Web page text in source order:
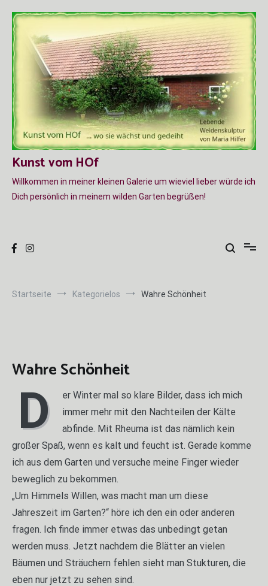
Inhalt
springen
Kunst vom HOf
Willkommen in meiner kleinen Galerie um wieviel lieber würde ich
Dich persönlich in meinem wilden Garten begrüßen!
Startseite Kategorielos Wahre Schönheit
Wahre Schönheit
D
er Winter mal so klare Bilder, dass ich mich
immer mehr mit den Nachteilen der Kälte
abfinde. Mit Rheuma ist das nämlich kein
großer Spaß, wenn es kalt und feucht ist. Gerade komme
ich aus dem Garten und versuche meine Finger wieder
beweglich zu bekommen.
„Um Himmels Willen, was macht man um diese
Jahreszeit im Garten?“ höre ich den ein oder anderen
fragen. Ich finde immer etwas das unbedingt getan
werden muss. Jetzt nachdem die Blätter an vielen
Bäumen und Sträuchern fehlen sieht man Stukturen, die
eben nur jetzt zu sehen sind.